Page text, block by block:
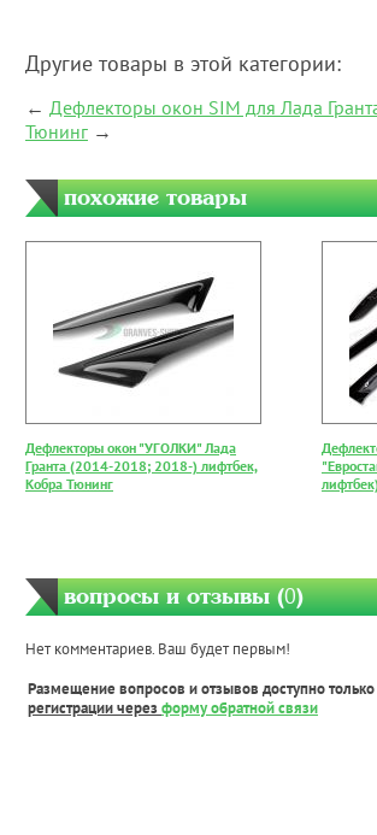
Другие товары в этой категории:
← Дефлекторы окон SIM для Лада
Тюнинг →
похожие товары
Дефлекторы окон "УГОЛКИ" Лада
Гранта (2014-2018; 2018-) лифтбек,
Кобра Тюнинг
вопросы и отзывы (0)
Нет комментариев. Ваш будет первым!
Размещение вопросов и отзывов доступно
регистрации через форму обратной связи